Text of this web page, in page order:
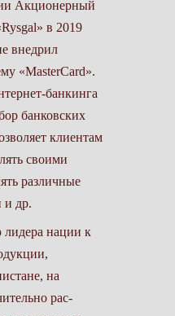
Акционерный
в 2019
внедрил
«MasterCard».
банкинга
банковских
клиентам
своими
различные
и др.
нации к
на
рас-